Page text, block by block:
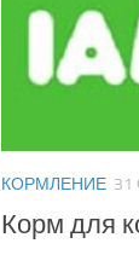
КОРМЛЕНИЕ 31
Корм для